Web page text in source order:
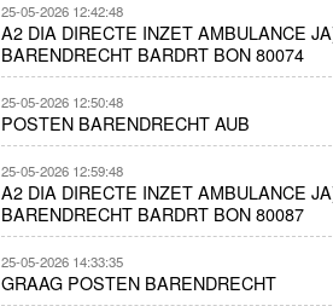
25-05-2026 12:42:48
A2 DIA DIRECTE INZET AMBULANCE
BARENDRECHT BARDRT BON 80074
25-05-2026 12:50:48
POSTEN BARENDRECHT AUB
25-05-2026 12:59:48
A2 DIA DIRECTE INZET AMBULANCE
BARENDRECHT BARDRT BON 80087
25-05-2026 14:33:35
GRAAG POSTEN BARENDRECHT